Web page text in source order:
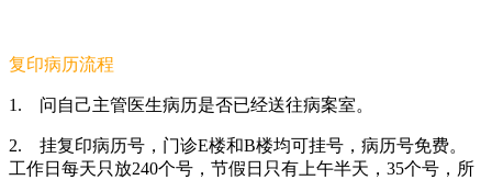
复印病历流程
1. 问自己主管医生病历是否已经送往病案室。
2.
挂复印病历号，门诊E楼和B楼均可挂号，病历号免费。
工作日每天只放240个号，节假日只有上午半天，35个号，所